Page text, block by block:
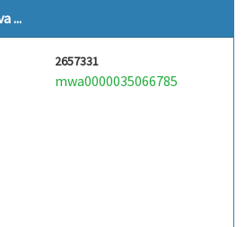
...
2657331
mwa0000035066785